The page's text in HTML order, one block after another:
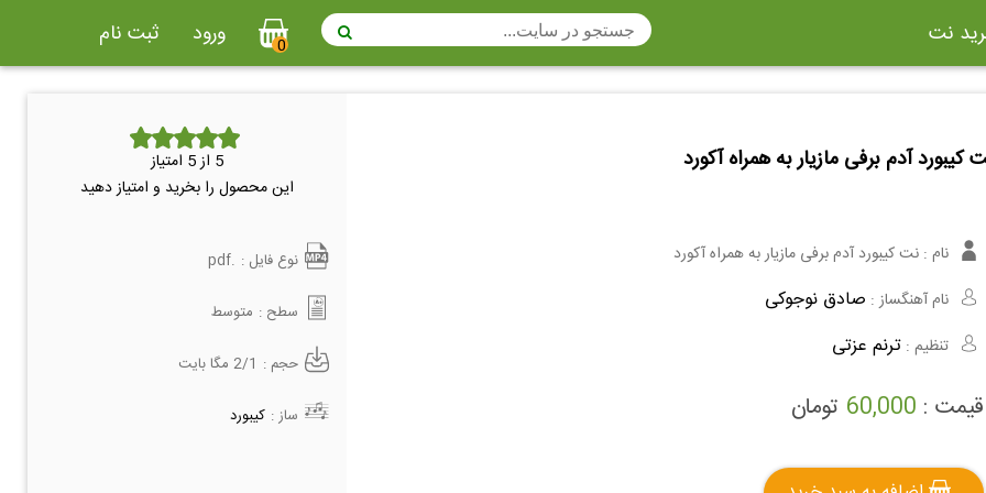
نت
سه تار
گلوکن اشپیل ویبرافون
نی هفت بند
ویولا
ثبت نام ورود 0
کیبورد آدم برفی مازیار به همراه آکورد
نام : نت کیبورد آدم برفی مازیار به همراه آکورد
نام آهنگساز : صادق نوجوکی
تنظیم : ترنم عزتی
قیمت : 60,000 تومان
5 از 5 امتیاز
این محصول را بخرید و امتیاز دهید
نوع فایل : .pdf
سطح : متوسط
حجم : 2/1 مگا بایت
ساز : کیبورد